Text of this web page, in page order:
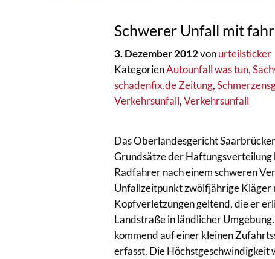
Schwerer Unfall mit
3. Dezember 2012vonurteilsticker
KategorienAutounfall was tun,
schadenfix.de Zeitung,
Verkehrsunfall,Verkehrsunfall
Das Oberlandesgericht
Grundsätze der Haftungsverteilung
Radfahrer nach einem schweren
Unfallzeitpunkt zwölfjährige Kläger
Kopfverletzungen geltend, die er
Landstraße in ländlicher
kommend auf einer kleinen
erfasst. Die